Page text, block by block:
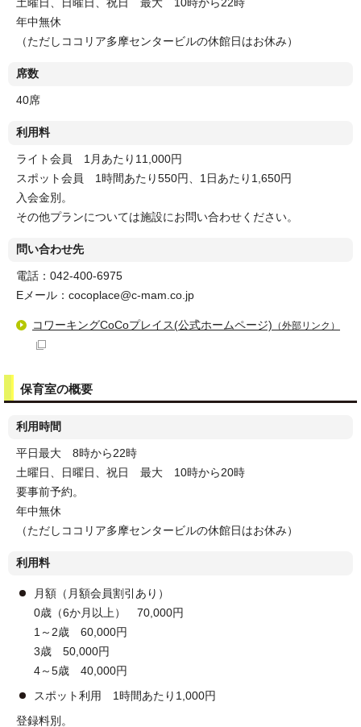
土曜日、日曜日、祝日 最大 10時から22時
年中無休
（ただしココリア多摩センタービルの休館日はお休み）
席数
40席
利用料
ライト会員 1月あたり11,000円
スポット会員 1時間あたり550円、1日あたり1,650円
入会金別。
その他プランについては施設にお問い合わせください。
問い合わせ先
電話：042-400-6975
Eメール：cocoplace@c-mam.co.jp
コワーキングCoCoプレイス(公式ホームページ) （外部リンク）
保育室の概要
利用時間
平日最大 8時から22時
土曜日、日曜日、祝日 最大 10時から20時
要事前予約。
年中無休
（ただしココリア多摩センタービルの休館日はお休み）
利用料
月額（月額会員割引あり）
0歳（6か月以上） 70,000円
1～2歳 60,000円
3歳 50,000円
4～5歳 40,000円
スポット利用 1時間あたり1,000円
登録料別。